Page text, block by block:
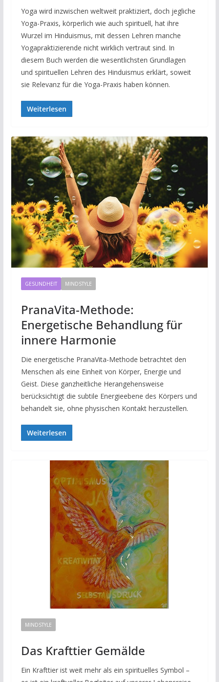
Yoga wird inzwischen weltweit praktiziert, doch jegliche
Yoga-Praxis, körperlich wie auch spirituell, hat ihre
Wurzel im Hinduismus, mit dessen Lehren manche
Yogapraktizierende nicht wirklich vertraut sind. In
diesem Buch werden die wesentlichsten Grundlagen
und spirituellen Lehren des Hinduismus erklärt, soweit
sie Relevanz für die Yoga-Praxis haben können.
Weiterlesen
GESUNDHEIT MINDSTYLE
PranaVita-Methode:
Energetische Behandlung für
innere Harmonie
Die energetische PranaVita-Methode betrachtet den
Menschen als eine Einheit von Körper, Energie und
Geist. Diese ganzheitliche Herangehensweise
berücksichtigt die subtile Energieebene des Körpers und
behandelt sie, ohne physischen Kontakt herzustellen.
Weiterlesen
MINDSTYLE
Das Krafttier Gemälde
Ein Krafttier ist weit mehr als ein spirituelles Symbol –